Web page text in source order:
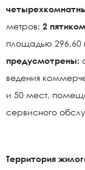
метров; 2
площадью 296,60
предусмотрены:
ведения
и 50 мест,
сервисного
Территория